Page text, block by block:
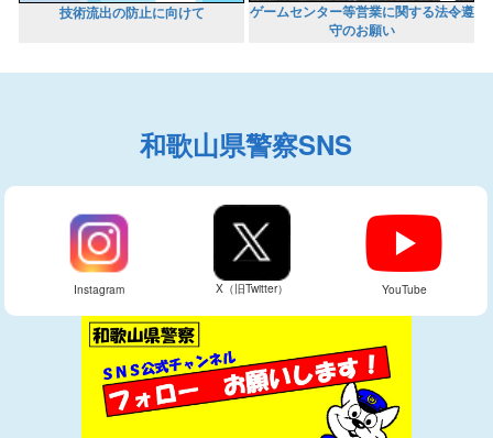
技術流出の防止に向けて
ゲームセンター等営業に関する法令遵
守のお願い
和歌山県警察SNS
Instagram X（旧Twitter） YouTube